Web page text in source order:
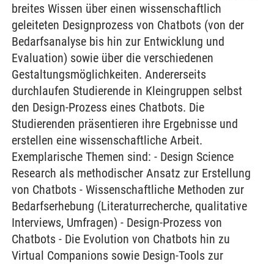
breites Wissen über einen wissenschaftlich
geleiteten Designprozess von Chatbots (von der
Bedarfsanalyse bis hin zur Entwicklung und
Evaluation) sowie über die verschiedenen
Gestaltungsmöglichkeiten. Andererseits
durchlaufen Studierende in Kleingruppen selbst
den Design-Prozess eines Chatbots. Die
Studierenden präsentieren ihre Ergebnisse und
erstellen eine wissenschaftliche Arbeit.
Exemplarische Themen sind: - Design Science
Research als methodischer Ansatz zur Erstellung
von Chatbots - Wissenschaftliche Methoden zur
Bedarfserhebung (Literaturrecherche, qualitative
Interviews, Umfragen) - Design-Prozess von
Chatbots - Die Evolution von Chatbots hin zu
Virtual Companions sowie Design-Tools zur